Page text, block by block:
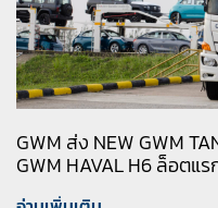
GWM ส่ง NEW GWM
GWM HAVAL H6 ล็อตแ